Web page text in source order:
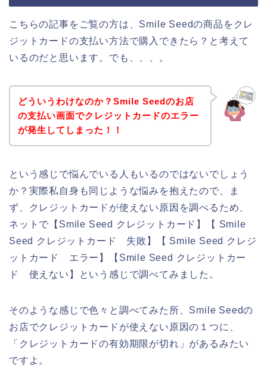
こちらの記事をご覧の方は、Smile Seedの商品をクレ
ジットカードの支払い方法で購入できたら？と考えて
いるのだと思います。でも、、、。
どういうわけなのか？Smile Seedのお店
の支払い画面でクレジットカードのエラー
が発生してしまった！！
という感じで悩んでいる人もいるのではないでしょう
か？実際私自身も同じような悩みを抱えたので、ま
ず、クレジットカードが使えない原因を調べるため、
ネットで【Smile Seed クレジットカード】【 Smile
Seed クレジットカード 失敗】【 Smile Seed クレジ
ットカード エラー】【Smile Seed クレジットカー
ド 使えない】という感じで調べてみました。
そのような感じで色々と調べてみた所、Smile Seedの
お店でクレジットカードが使えない原因の１つに、
「クレジットカードの有効期限が切れ」があるみたい
ですよ。